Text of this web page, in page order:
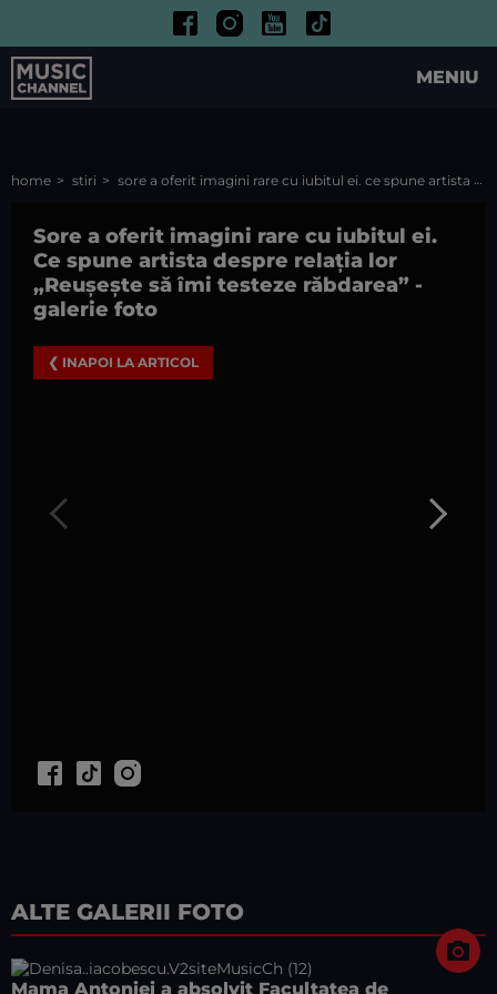
MENIU
home stiri sore a oferit imagini rare cu iubitul ei. ce spune artista despre relația lor „reușește să îmi testeze răbdarea”
Sore a oferit imagini rare cu iubitul ei.
Ce spune artista despre relația lor
„Reușește să îmi testeze răbdarea” -
galerie foto
❮ INAPOI LA ARTICOL
ALTE GALERII FOTO
Mama Antoniei a absolvit Facultatea de